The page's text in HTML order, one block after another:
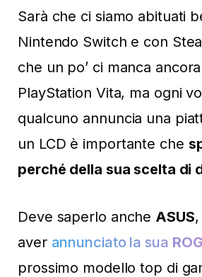
Sarà che ci siamo abituati
Nintendo Switch e con
che un po’ ci manca
PlayStation Vita, ma ogni
qualcuno annuncia una
un LCD è importante che
perché della sua scelta di
Deve saperlo anche ASUS
aver annunciato la sua
prossimo modello top di